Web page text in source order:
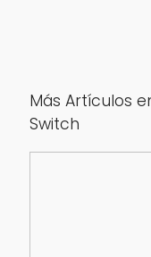
Más Artículos
Switch